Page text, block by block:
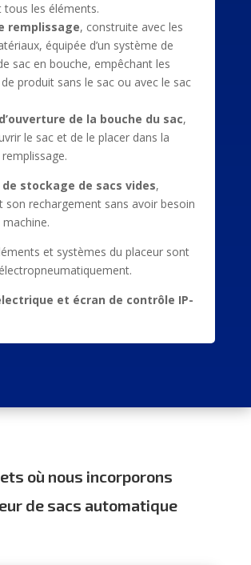
tous les éléments.
remplissage, construite avec les
équipée d’un système de
sac en bouche, empêchant les
produit sans le sac ou avec le sac
de la bouche du sac,
le sac et de le placer dans la
de stockage de sacs vides,
son rechargement sans avoir besoin
machine.
et systèmes du placeur sont
et écran de contrôle IP-
où nous incorporons
de sacs automatique